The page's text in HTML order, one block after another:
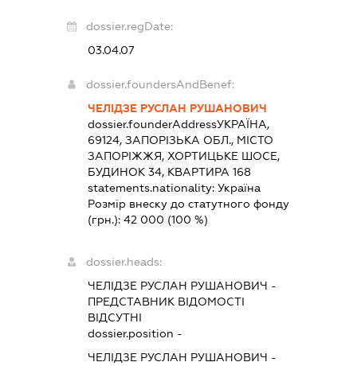
dossier.regDate:
03.04.07
dossier.foundersAndBenef:
ЧЕЛІДЗЕ РУСЛАН РУШАНОВИЧ
dossier.founderAddressУКРАЇНА,
69124, ЗАПОРІЗЬКА ОБЛ., МІСТО
ЗАПОРІЖЖЯ, ХОРТИЦЬКЕ ШОСЕ,
БУДИНОК 34, КВАРТИРА 168
statements.nationality:Україна
Розмір внеску до статутного фонду
(грн.):42 000 (100 %)
dossier.heads:
ЧЕЛІДЗЕ РУСЛАН РУШАНОВИЧ -
ПРЕДСТАВНИК ВІДОМОСТІ
ВІДСУТНІ
dossier.position -
ЧЕЛІДЗЕ РУСЛАН РУШАНОВИЧ -